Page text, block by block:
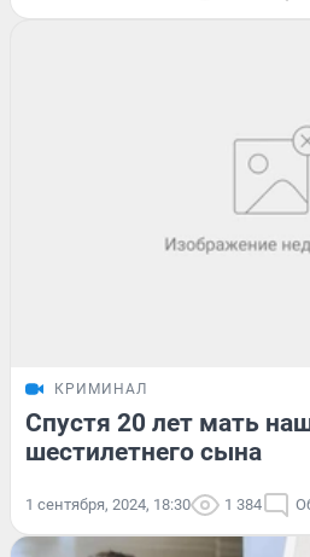
КРИМИНАЛ
Спустя 20 лет мать
шестилетнего сына
1 сентября, 2024, 18:30 1 384